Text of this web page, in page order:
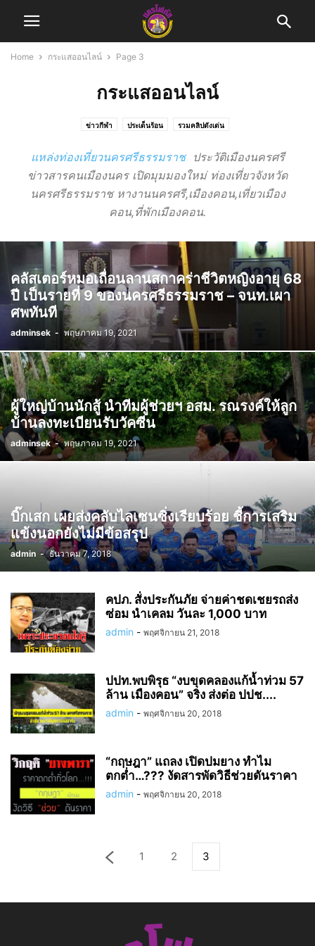
Home กระแสออนไลน์ Page 3
กระแสออนไลน์
ข่าวกีฬา ประเด็นร้อน รวมคลิปดังเด่น
แหล่งท่องเที่ยวนครศรีธรรมราช ประวัติเมืองนครศรี
ข่าวสารคนเมืองนครเปิดมุมมองใหม่ ท่องเที่ยวจังหวัด
นครศรีธรรมราชหางานนครศรี,เมืองคอน,เที่ยวเมือง
คอน,ที่พักเมืองคอน.
คลัสเตอร์หมอเถื่อนลานสกาคร่าชีวิตหญิงอายุ 68
ปี เป็นรายที่ 9 ของนครศรีธรรมราช – จนท.เผา
ศพทันที
adminsek - พฤษภาคม 19, 2021
ผู้ใหญ่บ้านนักสู้ นำทีมผู้ช่วยฯ อสม. รณรงค์ให้ลูก
บ้านลงทะเบียนรับวัคซีน
adminsek - พฤษภาคม 19, 2021
บิ๊กเสก เผยส่งคลับไลเซนซิ่งเรียบร้อย ชี้การเสริม
แข้งนอกยังไม่มีข้อสรุป
admin - ธันวาคม 7, 2018
คปภ. สั่งประกันภัย จ่ายค่าชดเชยรถส่ง
ซ่อม นำเคลม วันละ 1,000 บาท
admin - พฤศจิกายน 21, 2018
ปปท.พบพิรุธ “งบขุดคลองแก้น้ำท่วม 57
ล้าน เมืองคอน” จริง ส่งต่อ ปปช....
admin - พฤศจิกายน 20, 2018
“กฤษฎา” แถลง เปิดปมยาง ทำไม
ตกต่ำ…??? งัดสารพัดวิธีช่วยดันราคา
admin - พฤศจิกายน 20, 2018
1 2 3